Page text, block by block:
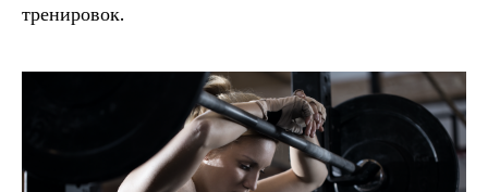
тренировок.